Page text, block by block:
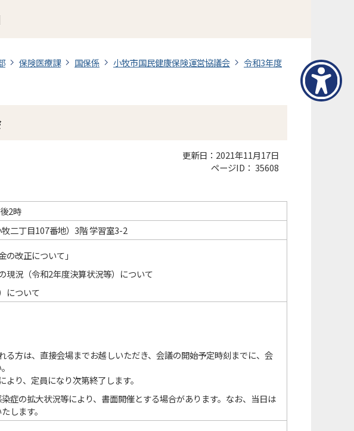
保険医療課 国保係 小牧市国民健康保険運営協議会
令和3年度
更新日：2021年11月17日
ページID： 35608
2時
二丁目107番地）3階 学習室3-2
の改正について」
現況（令和2年度決算状況等）について
について
る方は、直接会場までお越しいただき、会議の開始予定時刻までに、会
り、定員になり次第終了します。
症の拡大状況等により、書面開催とする場合があります。なお、当日は
します。